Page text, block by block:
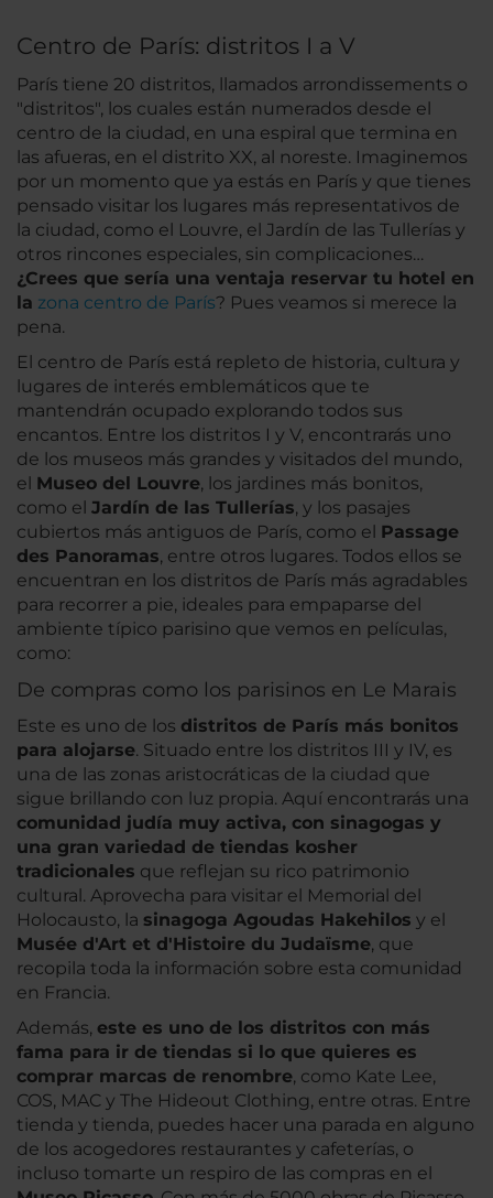
Centro de París: distritos I a V
París tiene 20 distritos, llamados arrondissements o
"distritos", los cuales están numerados desde el
centro de la ciudad, en una espiral que termina en
las afueras, en el distrito XX, al noreste. Imaginemos
por un momento que ya estás en París y que tienes
pensado visitar los lugares más representativos de
la ciudad, como el Louvre, el Jardín de las Tullerías y
otros rincones especiales, sin complicaciones…
¿Crees que sería una ventaja reservar tu hotel en
la zona centro de París? Pues veamos si merece la
pena.
El centro de París está repleto de historia, cultura y
lugares de interés emblemáticos que te
mantendrán ocupado explorando todos sus
encantos. Entre los distritos I y V, encontrarás uno
de los museos más grandes y visitados del mundo,
el Museo del Louvre, los jardines más bonitos,
como el Jardín de las Tullerías, y los pasajes
cubiertos más antiguos de París, como el Passage
des Panoramas, entre otros lugares. Todos ellos se
encuentran en los distritos de París más agradables
para recorrer a pie, ideales para empaparse del
ambiente típico parisino que vemos en películas,
como:
De compras como los parisinos en Le Marais
Este es uno de los distritos de París más bonitos
para alojarse. Situado entre los distritos III y IV, es
una de las zonas aristocráticas de la ciudad que
sigue brillando con luz propia. Aquí encontrarás una
comunidad judía muy activa, con sinagogas y
una gran variedad de tiendas kosher
tradicionales que reflejan su rico patrimonio
cultural. Aprovecha para visitar el Memorial del
Holocausto, la sinagoga Agoudas Hakehilos y el
Musée d'Art et d'Histoire du Judaïsme, que
recopila toda la información sobre esta comunidad
en Francia.
Además, este es uno de los distritos con más
fama para ir de tiendas si lo que quieres es
comprar marcas de renombre, como Kate Lee,
COS, MAC y The Hideout Clothing, entre otras. Entre
tienda y tienda, puedes hacer una parada en alguno
de los acogedores restaurantes y cafeterías, o
incluso tomarte un respiro de las compras en el